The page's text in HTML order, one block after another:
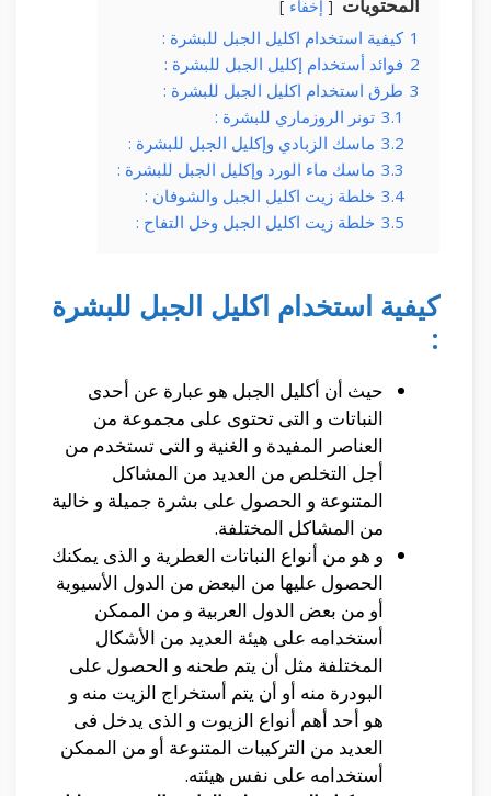
إخفاء
1 كيفية استخدام اكليل الجبل للبشرة :
2 فوائد أستخدام إكليل الجبل للبشرة :
3 طرق استخدام اكليل الجبل للبشرة :
3.1 تونر الروزماري للبشرة :
3.2 ماسك الزبادي وإكليل الجبل للبشرة :
3.3 ماسك ماء الورد وإكليل الجبل للبشرة :
3.4 خلطة زيت اكليل الجبل والشوفان :
3.5 خلطة زيت اكليل الجبل وخل التفاح :
كيفية استخدام اكليل الجبل للبشرة
:
حيث أن أكليل الجبل هو عبارة عن أحدى
النباتات و التى تحتوى على مجموعة من
العناصر المفيدة و الغنية و التى تستخدم من
أجل التخلص من العديد من المشاكل
المتنوعة و الحصول على بشرة جميلة و خالية
من المشاكل المختلفة.
و هو من أنواع النباتات العطرية و الذى يمكنك
الحصول عليها من البعض من الدول الأسيوية
أو من بعض الدول العربية و من الممكن
أستخدامه على هيئة العديد من الأشكال
المختلفة مثل أن يتم طحنه و الحصول على
البودرة منه أو أن يتم أستخراج الزيت منه و
هو أحد أهم أنواع الزيوت و الذى يدخل فى
العديد من التركيبات المتنوعة أو من الممكن
أستخدامه على نفس هيئته.